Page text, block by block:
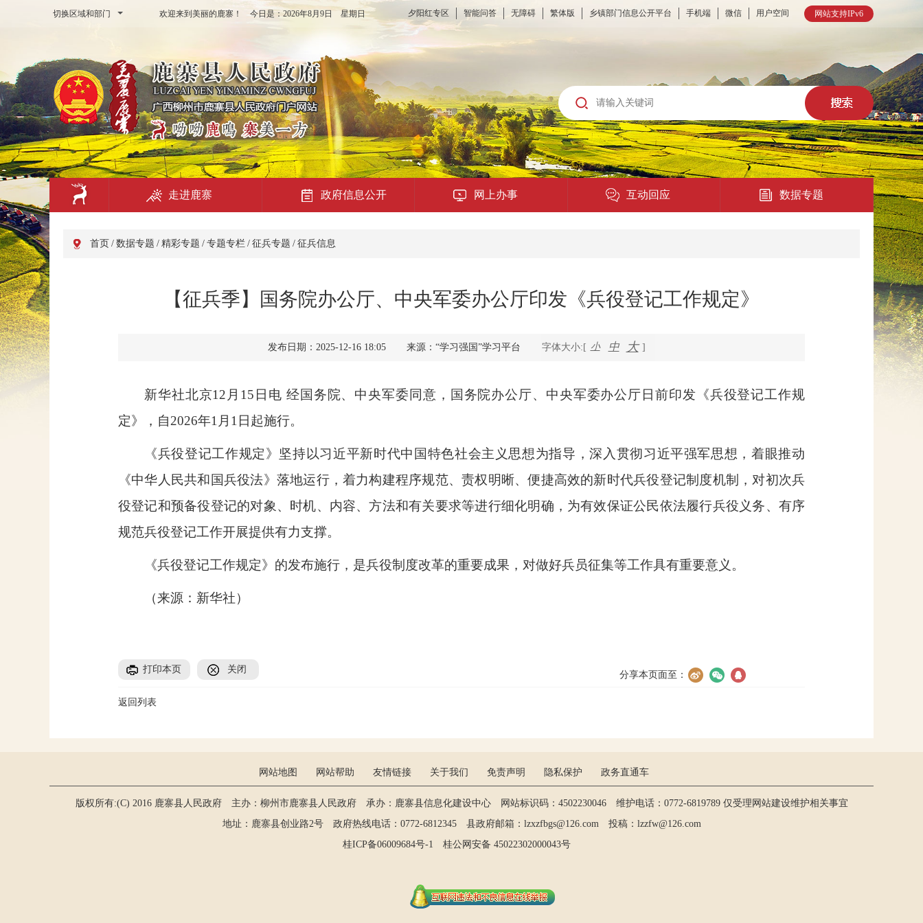
切换区域和部门 网站支持IPv6
夕阳红专区 智能问答 无障碍 繁体版 乡镇部门信息公开平台 手机端 微信 用户空间
欢迎来到美丽的鹿寨！ 今日是： 2026年8月9日 星期日
走进鹿寨 政府信息公开 网上办事
便民提示
利企查询
互动回应
在线访谈
数据专题
首页 / 数据专题 / 精彩专题 / 专题专栏 / 征兵专题 / 征兵信息
【征兵季】国务院办公厅、中央军委办公厅印发《兵役登记工作规定》
发布日期：2025-12-16 18:05 来源：“学习强国”学习平台 字体大小:[ 小 中 大 ]
新华社北京12 月 15 日电 经国务院、中央军委同意，国务院办公厅、中央军委办公厅日前印发《兵役登记工作规
定》，自2026年1 月 1 日起施行。
《兵役登记工作规定》坚持以习近平新时代中国特色社会主义思想为指导，深入贯彻习近平强军思想，着眼推动
《中华人民共和国兵役法》落地运行，着力构建程序规范、责权明晰、便捷高效的新时代兵役登记制度机制，对初次兵
役登记和预备役登记的对象、时机、内容、方法和有关要求等进行细化明确，为有效保证公民依法履行兵役义务、有序
规范兵役登记工作开展提供有力支撑。
《兵役登记工作规定》的发布施行，是兵役制度改革的重要成果，对做好兵员征集等工作具有重要意义。
（来源：新华社）
打印本页 关闭
分享本页面至：
返回列表
网站地图 网站帮助 友情链接 关于我们 免责声明 隐私保护 政务直通车
版权所有:(C) 2016 鹿寨县人民政府 主办：柳州市鹿寨县人民政府 承办：鹿寨县信息化建设中心 网站标识码：4502230046 维护电话：0772-6819789 仅受理网站建设维护相关事宜
地址：鹿寨县创业路2号 政府热线电话：0772-6812345 县政府邮箱：lzxzfbgs@126.com 投稿：lzzfw@126.com
桂ICP备06009684号-1
桂公网安备 45022302000043号